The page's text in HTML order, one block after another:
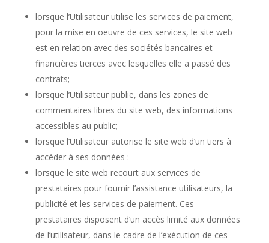
lorsque l’Utilisateur utilise les services de paiement,
pour la mise en oeuvre de ces services, le site web
est en relation avec des sociétés bancaires et
financières tierces avec lesquelles elle a passé des
contrats;
lorsque l’Utilisateur publie, dans les zones de
commentaires libres du site web, des informations
accessibles au public;
lorsque l’Utilisateur autorise le site web d’un tiers à
accéder à ses données :
lorsque le site web recourt aux services de
prestataires pour fournir l’assistance utilisateurs, la
publicité et les services de paiement. Ces
prestataires disposent d’un accès limité aux données
de l’utilisateur, dans le cadre de l’exécution de ces